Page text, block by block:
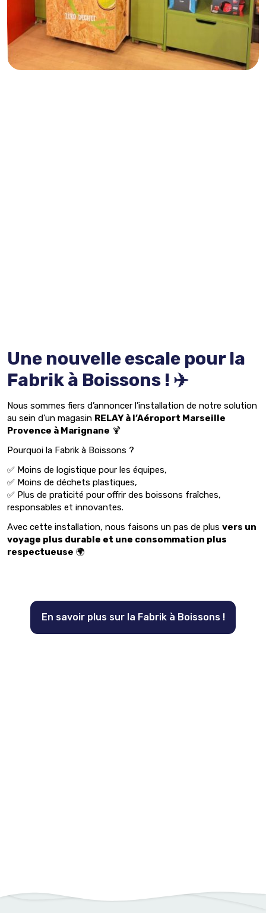
Une nouvelle escale pour la
Fabrik à Boissons ! ✈️
Nous sommes fiers d’annoncer l’installation de notre solution
au sein d’un magasin RELAY à l’Aéroport Marseille
Provence à Marignane 🍹
Pourquoi la Fabrik à Boissons ?
✅ Moins de logistique pour les équipes,
✅ Moins de déchets plastiques,
✅ Plus de praticité pour offrir des boissons fraîches,
responsables et innovantes.
Avec cette installation, nous faisons un pas de plus vers un
voyage plus durable et une consommation plus
respectueuse 🌍
En savoir plus sur la Fabrik à Boissons !